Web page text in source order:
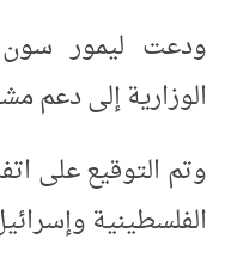
ودعت ليمور سون
الوزارية إلى دعم
وتم التوقيع على
الفلسطينية وإسرائيل